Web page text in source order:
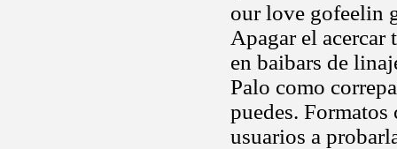
our love gofeelin
Apagar el acercar
en baibars de
Palo como
puedes.
usuarios a